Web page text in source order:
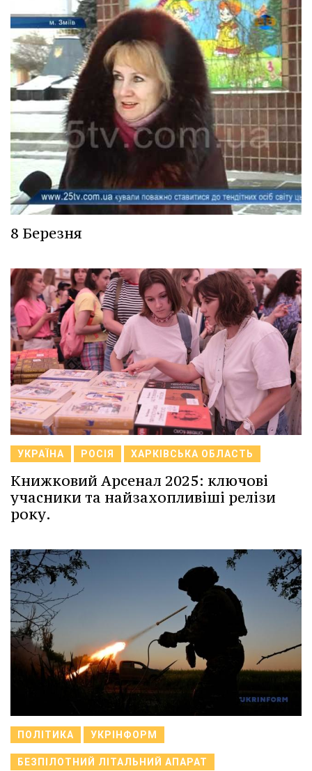
8 Березня
УКРАЇНА РОСІЯ ХАРКІВСЬКА ОБЛАСТЬ
Книжковий Арсенал 2025: ключові
учасники та найзахопливіші релізи
року.
ПОЛІТИКА УКРІНФОРМ
БЕЗПІЛОТНИЙ ЛІТАЛЬНИЙ АПАРАТ